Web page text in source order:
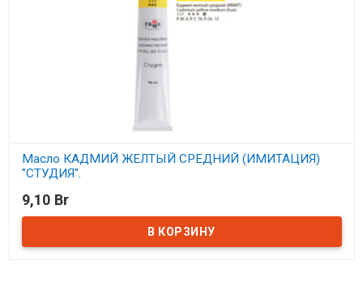
Масло КАДМИЙ ЖЕЛТЫЙ СРЕДНИЙ (ИМИТАЦИЯ)
"СТУДИЯ".
В наличии
9,10 Br